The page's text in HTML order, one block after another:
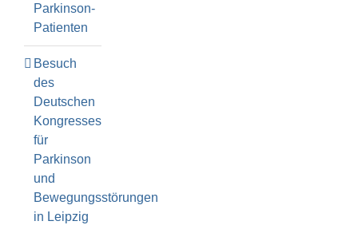
Parkinson-
Patienten
Besuch
des
Deutschen
Kongresses
für
Parkinson
und
Bewegungsstörungen
in Leipzig